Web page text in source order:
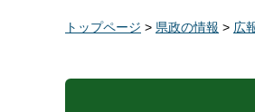
トップページ > 県政の情報 > 広